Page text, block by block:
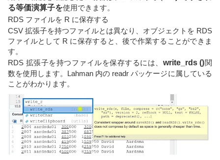
る等価演算子を使用できます。
RDS ファイルを R に保存する
CSV 拡張子を持つファイルとは異なり、オブジェクトを RDS
ファイルとして R に保存すると、後で作業することができま
す。
RDS 拡張子を持つファイルを保存するには、 write_rds ()関
数を使用します。Lahman 内の readr パッケージに属している
ことがわかります。